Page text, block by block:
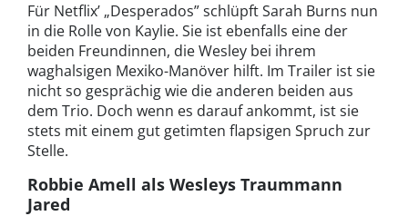
Für Netflix’ „Desperados” schlüpft Sarah Burns nun
in die Rolle von Kaylie. Sie ist ebenfalls eine der
beiden Freundinnen, die Wesley bei ihrem
waghalsigen Mexiko-Manöver hilft. Im Trailer ist sie
nicht so gesprächig wie die anderen beiden aus
dem Trio. Doch wenn es darauf ankommt, ist sie
stets mit einem gut getimten flapsigen Spruch zur
Stelle.
Robbie Amell als Wesleys Traummann
Jared